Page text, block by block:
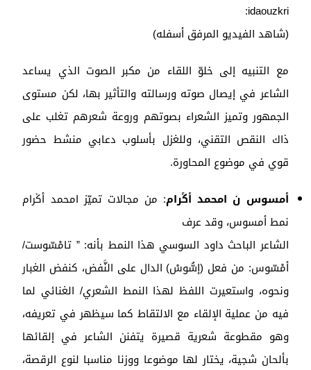
idaouzkri:
(شاهد الفيديو المرفق أسفله)
مع التنبيه إلى خلوّ اللقاء من مكبر الصوت الذي يساعد
الشاعر في إيصال صوته ورسالته والتأثير بها، لكن مستوى
الجمهور وتميز الشعراء بصوتهم وروعة شعرهم تغلب على
ذاك النقص التقني، وللغزل بأسلوب دعابي منشط حضور
قوي في موضوع المحاورة.
أمسوس ن امحمد أݣرام: من مجالات تميّز امحمد أݣرام
نمط أمسوس، وقد عرف
الشاعر الباحث داود السوسي هذا النمط بأنه: ” تامْسّوست/
أمْسّوس: من فعل (إسُّوسْ) الدال على النَّفض، كنفض الغبار
ونحوه، واستعيرت اللفظ لهذا النمط الشعري/ الغنائي لما
فيه من عملية الإلقاء مع الالتقاط كما سيظهر في تعريفه،
وهو مقطوعة شعرية قصيرة يتفنن الشاعر في إلقائها
بألحان شجية، يختار لها موضوعا ووزنا مناسبا لنوع الرقصة،